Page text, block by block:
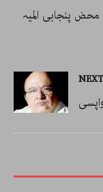
پنجابی المیہ
NEXT